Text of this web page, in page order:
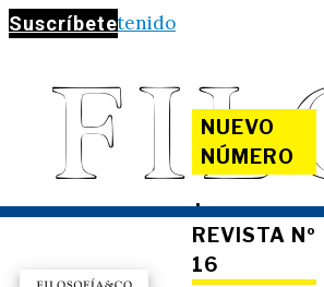
Suscríbete
Saltar al contenido
NUEVO
NÚMERO
·
REVISTA Nº
16